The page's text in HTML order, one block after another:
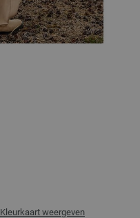
Kleurkaart weergeven